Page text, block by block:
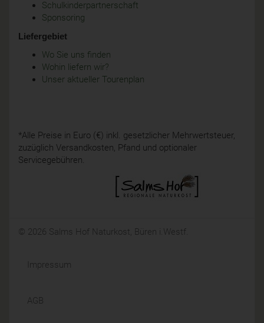
Schulkinderpartnerschaft
Sponsoring
Liefergebiet
Wo Sie uns finden
Wohin liefern wir?
Unser aktueller Tourenplan
*Alle Preise in Euro (€) inkl. gesetzlicher Mehrwertsteuer,
zuzüglich Versandkosten, Pfand und optionaler
Servicegebühren.
© 2026 Salms Hof Naturkost, Büren i.Westf.
Impressum
AGB